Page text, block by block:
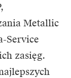
Metallic
Service
zasięg.